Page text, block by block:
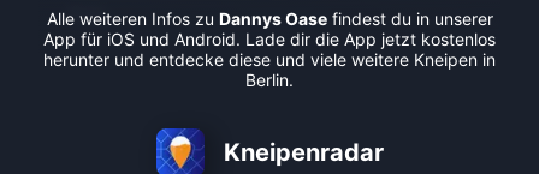
App.
Alle weiteren Infos zu Dannys Oasefindest du in unserer
App für iOS und Android. Lade dir die App jetzt kostenlos
herunter und entdecke diese und viele weitere Kneipen in
Berlin.
Kneipenradar